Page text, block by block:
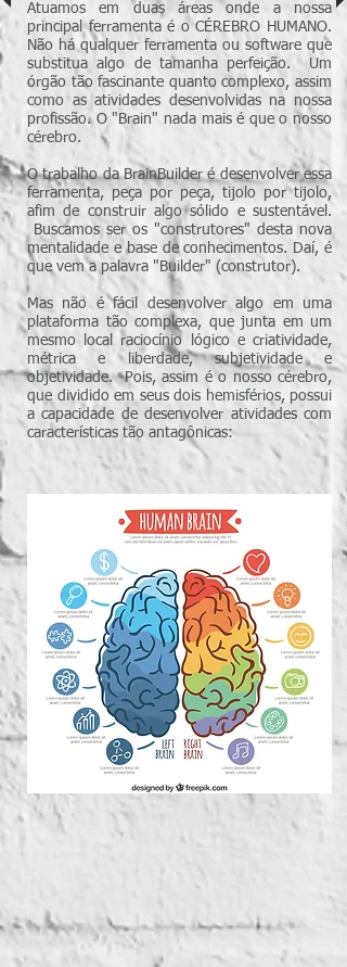
Atuamos em duas áreas onde a nossa
principal ferramenta é o CÉREBRO HUMANO.
Não há qualquer ferramenta ou software que
substitua algo de tamanha perfeição. Um
órgão tão fascinante quanto complexo, assim
como as atividades desenvolvidas na nossa
profissão. O "Brain" nada mais é que o nosso
cérebro.
O trabalho da BrainBuilder é desenvolver essa
ferramenta, peça por peça, tijolo por tijolo,
afim de construir algo sólido e sustentável.
Buscamos ser os "construtores" desta nova
mentalidade e base de conhecimentos. Daí, é
que vem a palavra "Builder" (construtor).
Mas não é fácil desenvolver algo em uma
plataforma tão complexa, que junta em um
mesmo local raciocínio lógico e criatividade,
métrica e liberdade, subjetividade e
objetividade. Pois, assim é o nosso cérebro,
que dividido em seus dois hemisférios, possui
a capacidade de desenvolver atividades com
características tão antagônicas: